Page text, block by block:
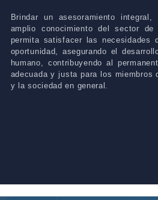
Brindar un asesoramiento
amplio conocimiento del sector
permita satisfacer las necesidades
oportunidad, asegurando el
humano, contribuyendo al
adecuada y justa para los
y la sociedad en general.